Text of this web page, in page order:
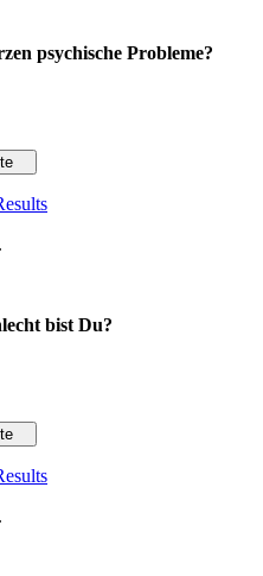
psychische Probleme?
bist Du?